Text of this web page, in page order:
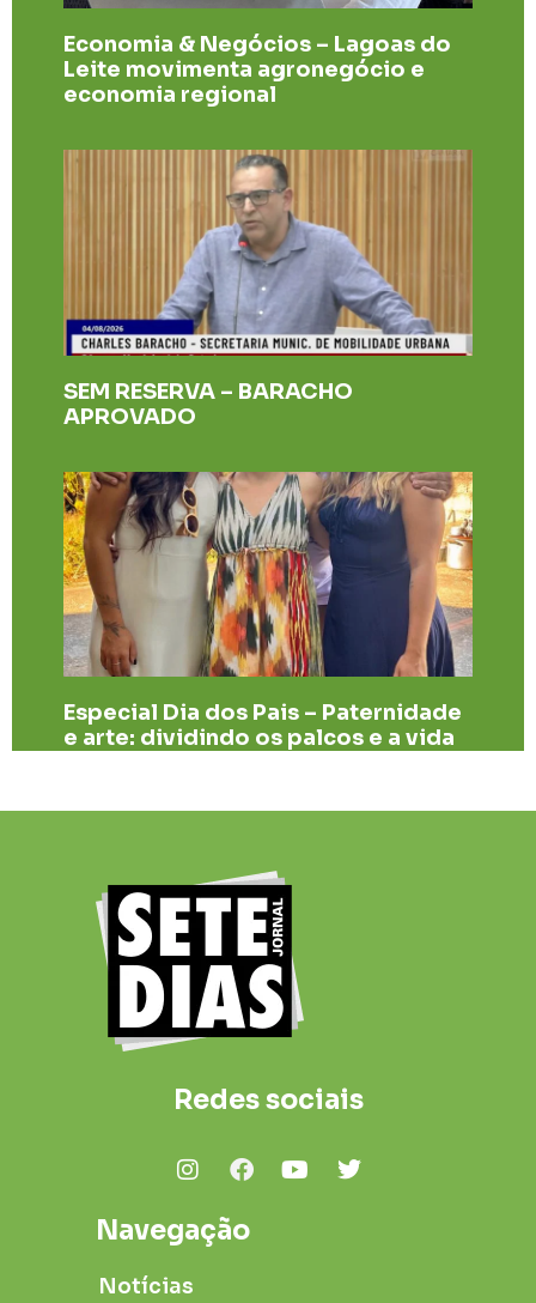
Economia & Negócios – Lagoas do
Leite movimenta agronegócio e
economia regional
SEM RESERVA – BARACHO
APROVADO
Especial Dia dos Pais – Paternidade
e arte: dividindo os palcos e a vida
Redes sociais
Navegação
Notícias